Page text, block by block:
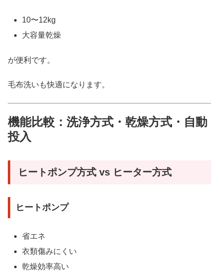
10〜12kg
大容量乾燥
が便利です。
毛布洗いも快適になります。
機能比較：洗浄方式・乾燥方式・自動
投入
ヒートポンプ方式 vs ヒーター方式
ヒートポンプ
省エネ
衣類傷みにくい
乾燥効率高い